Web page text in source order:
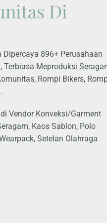
Di
Dipercaya 896+ Perusahaan
Terbiasa Meproduksi
Rompi Bikers,
Vendor Konveksi/Garment
Kaos Sablon, Polo
Setelan Olahraga